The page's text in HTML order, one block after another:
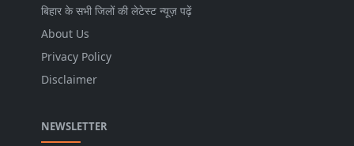
बिहार के सभी जिलों की लेटेस्ट न्यूज़ पढ़ें
About Us
Privacy Policy
Disclaimer
NEWSLETTER